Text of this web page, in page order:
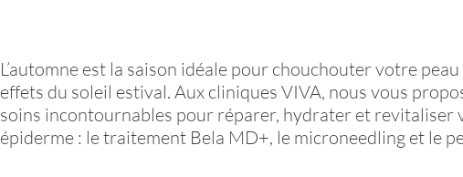
L’automne est la saison idéale pour chouchouter votre
effets du soleil estival. Aux cliniques VIVA, nous vous
soins incontournables pour réparer, hydrater et revitaliser
épiderme : le traitement Bela MD+, le microneedling et le